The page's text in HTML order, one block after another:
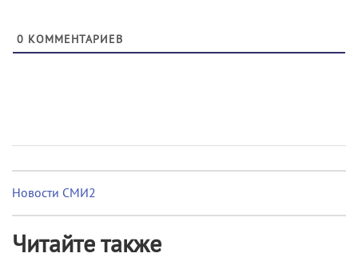
0 КОММЕНТАРИЕВ
Новости СМИ2
Читайте также